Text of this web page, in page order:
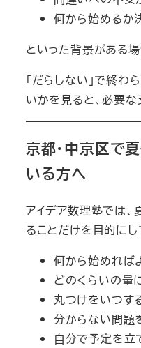
何から始めるか
といった背景がある場
「だらしない」で終わ
いかを見ると、必要な
京都・中京区で
いる方へ
アイデア数理塾では
ることだけを目的にし
何から始めれば
どのくらいの量
丸つけをいつす
分からない問題
自分で予定を立